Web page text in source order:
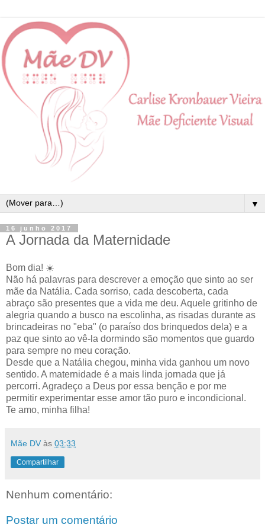
▼
16 junho 2017
A Jornada da Maternidade
Bom dia! ☀️
Não há palavras para descrever a emoção que sinto ao ser
mãe da Natália. Cada sorriso, cada descoberta, cada
abraço são presentes que a vida me deu. Aquele gritinho de
alegria quando a busco na escolinha, as risadas durante as
brincadeiras no "eba" (o paraíso dos brinquedos dela) e a
paz que sinto ao vê-la dormindo são momentos que guardo
para sempre no meu coração.
Desde que a Natália chegou, minha vida ganhou um novo
sentido. A maternidade é a mais linda jornada que já
percorri. Agradeço a Deus por essa benção e por me
permitir experimentar esse amor tão puro e incondicional.
Te amo, minha filha!
Mãe DV às 03:33
Compartilhar
Nenhum comentário:
Postar um comentário